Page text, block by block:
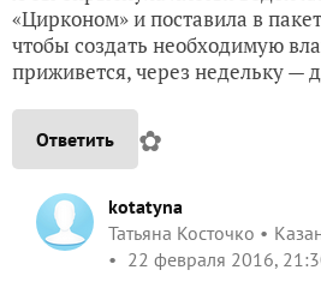
«Цирконом» и поставила в
чтобы создать необходимую
приживется, через недельку —
Ответить ✿
kotatyna
Татьяна Косточко
22 февраля 2016,